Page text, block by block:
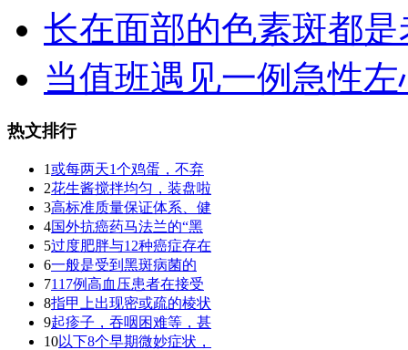
长在面部的色素斑都是
当值班遇见一例急性左
热文排行
1或每两天1个鸡蛋，不弃
2花生酱搅拌均匀，装盘啦
3高标准质量保证体系、健
4国外抗癌药马法兰的“黑
5过度肥胖与12种癌症存在
6一般是受到黑斑病菌的
7117例高血压患者在接受
8指甲上出现密或疏的棱状
9起疹子，吞咽困难等，甚
10以下8个早期微妙症状，